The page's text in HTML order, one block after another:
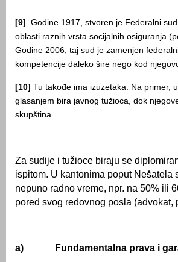
[9]
Godine 1917, stvoren je Federalni
oblasti raznih vrsta socijalnih osiguranja
Godine 2006, taj sud je zamenjen
kompetencije daleko šire nego kod
[10] Tu takođe ima izuzetaka. Na primer,
glasanjem bira javnog tužioca, dok
skupština.
Za sudije i tužioce biraju se
ispitom. U kantonima poput
nepuno radno vreme, npr. na 50% ili
pored svog redovnog posla
a) Fundamentalna prava i